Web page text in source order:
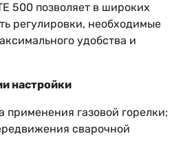
500 позволяет в широких
регулировки, необходимые
удобства и
настройки
газовой горелки;
сварочной